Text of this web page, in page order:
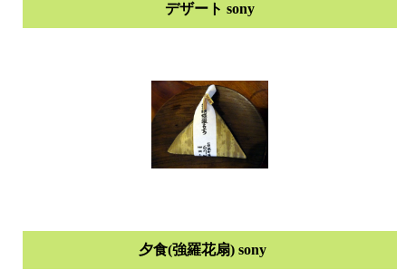
デザート sony
夕食(強羅花扇) sony